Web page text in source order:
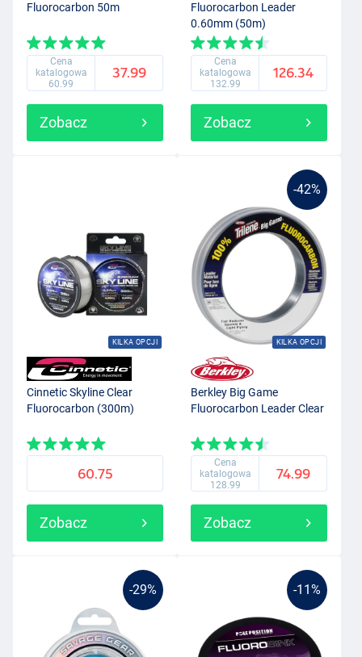
Fluorocarbon 50m
Cena
katalogowa
60.99
37.99
Zobacz
Fluorocarbon Leader
0.60mm (50m)
Cena
katalogowa
132.99
126.34
Zobacz
KILKA OPCJI
Cinnetic Skyline Clear
Fluorocarbon (300m)
60.75
Zobacz
-42%
KILKA OPCJI
Berkley Big Game
Fluorocarbon Leader Clear
Cena
katalogowa
128.99
74.99
Zobacz
-29% -11%